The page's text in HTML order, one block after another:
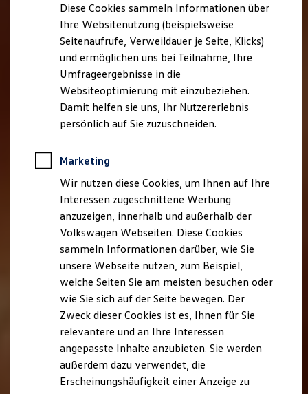
Behörden
Direktkunden
Sonderfahrzeuge
Anpfiff zum Gewinn
Elektromobilität
Elektroautos
ID. Tutorials
Elektrofahrzeugkonzepte
ID. EVERY1
Reichweite
Rekuperation
Laden unterwegs
Laden Zuhause
Ladestationen finden
Ladezeitensimulator
Batterie
Sicherheit
Nachhaltigkeit
Technologie
Kosten und Kauf
Kaufoptionen
E-Auto-Förderung
Software und Konnektivität
Die ID. Software 6
ID. Software Versionen und Updates
Digitale Extras
Diese Cookies sammeln Informationen über
Ihre Websitenutzung (beispielsweise
Seitenaufrufe, Verweildauer je Seite, Klicks)
und ermöglichen uns bei Teilnahme, Ihre
Umfrageergebnisse in die
Websiteoptimierung mit einzubeziehen.
Damit helfen sie uns, Ihr Nutzererlebnis
persönlich auf Sie zuzuschneiden.
Marketing
Wir nutzen diese Cookies, um Ihnen auf Ihre
Interessen zugeschnittene Werbung
anzuzeigen, innerhalb und außerhalb der
Volkswagen Webseiten. Diese Cookies
sammeln Informationen darüber, wie Sie
unsere Webseite nutzen, zum Beispiel,
welche Seiten Sie am meisten besuchen oder
wie Sie sich auf der Seite bewegen. Der
Zweck dieser Cookies ist es, Ihnen für Sie
relevantere und an Ihre Interessen
angepasste Inhalte anzubieten. Sie werden
außerdem dazu verwendet, die
Erscheinungshäufigkeit einer Anzeige zu